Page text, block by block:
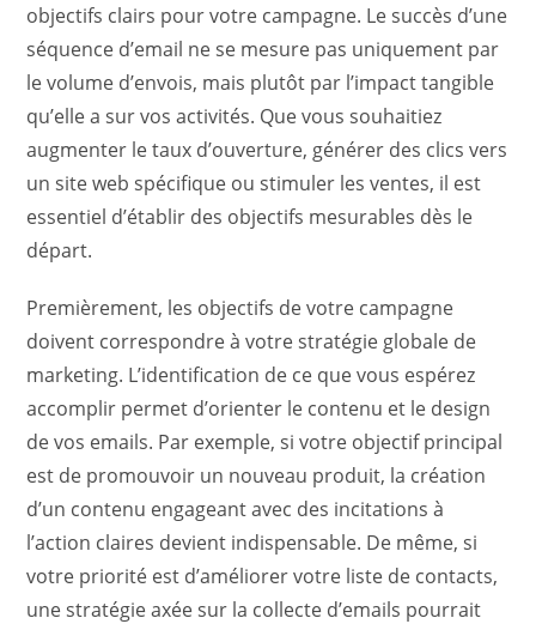
objectifs clairs pour votre campagne. Le succès d’une
séquence d’email ne se mesure pas uniquement par
le volume d’envois, mais plutôt par l’impact tangible
qu’elle a sur vos activités. Que vous souhaitiez
augmenter le taux d’ouverture, générer des clics vers
un site web spécifique ou stimuler les ventes, il est
essentiel d’établir des objectifs mesurables dès le
départ.
Premièrement, les objectifs de votre campagne
doivent correspondre à votre stratégie globale de
marketing. L’identification de ce que vous espérez
accomplir permet d’orienter le contenu et le design
de vos emails. Par exemple, si votre objectif principal
est de promouvoir un nouveau produit, la création
d’un contenu engageant avec des incitations à
l’action claires devient indispensable. De même, si
votre priorité est d’améliorer votre liste de contacts,
une stratégie axée sur la collecte d’emails pourrait